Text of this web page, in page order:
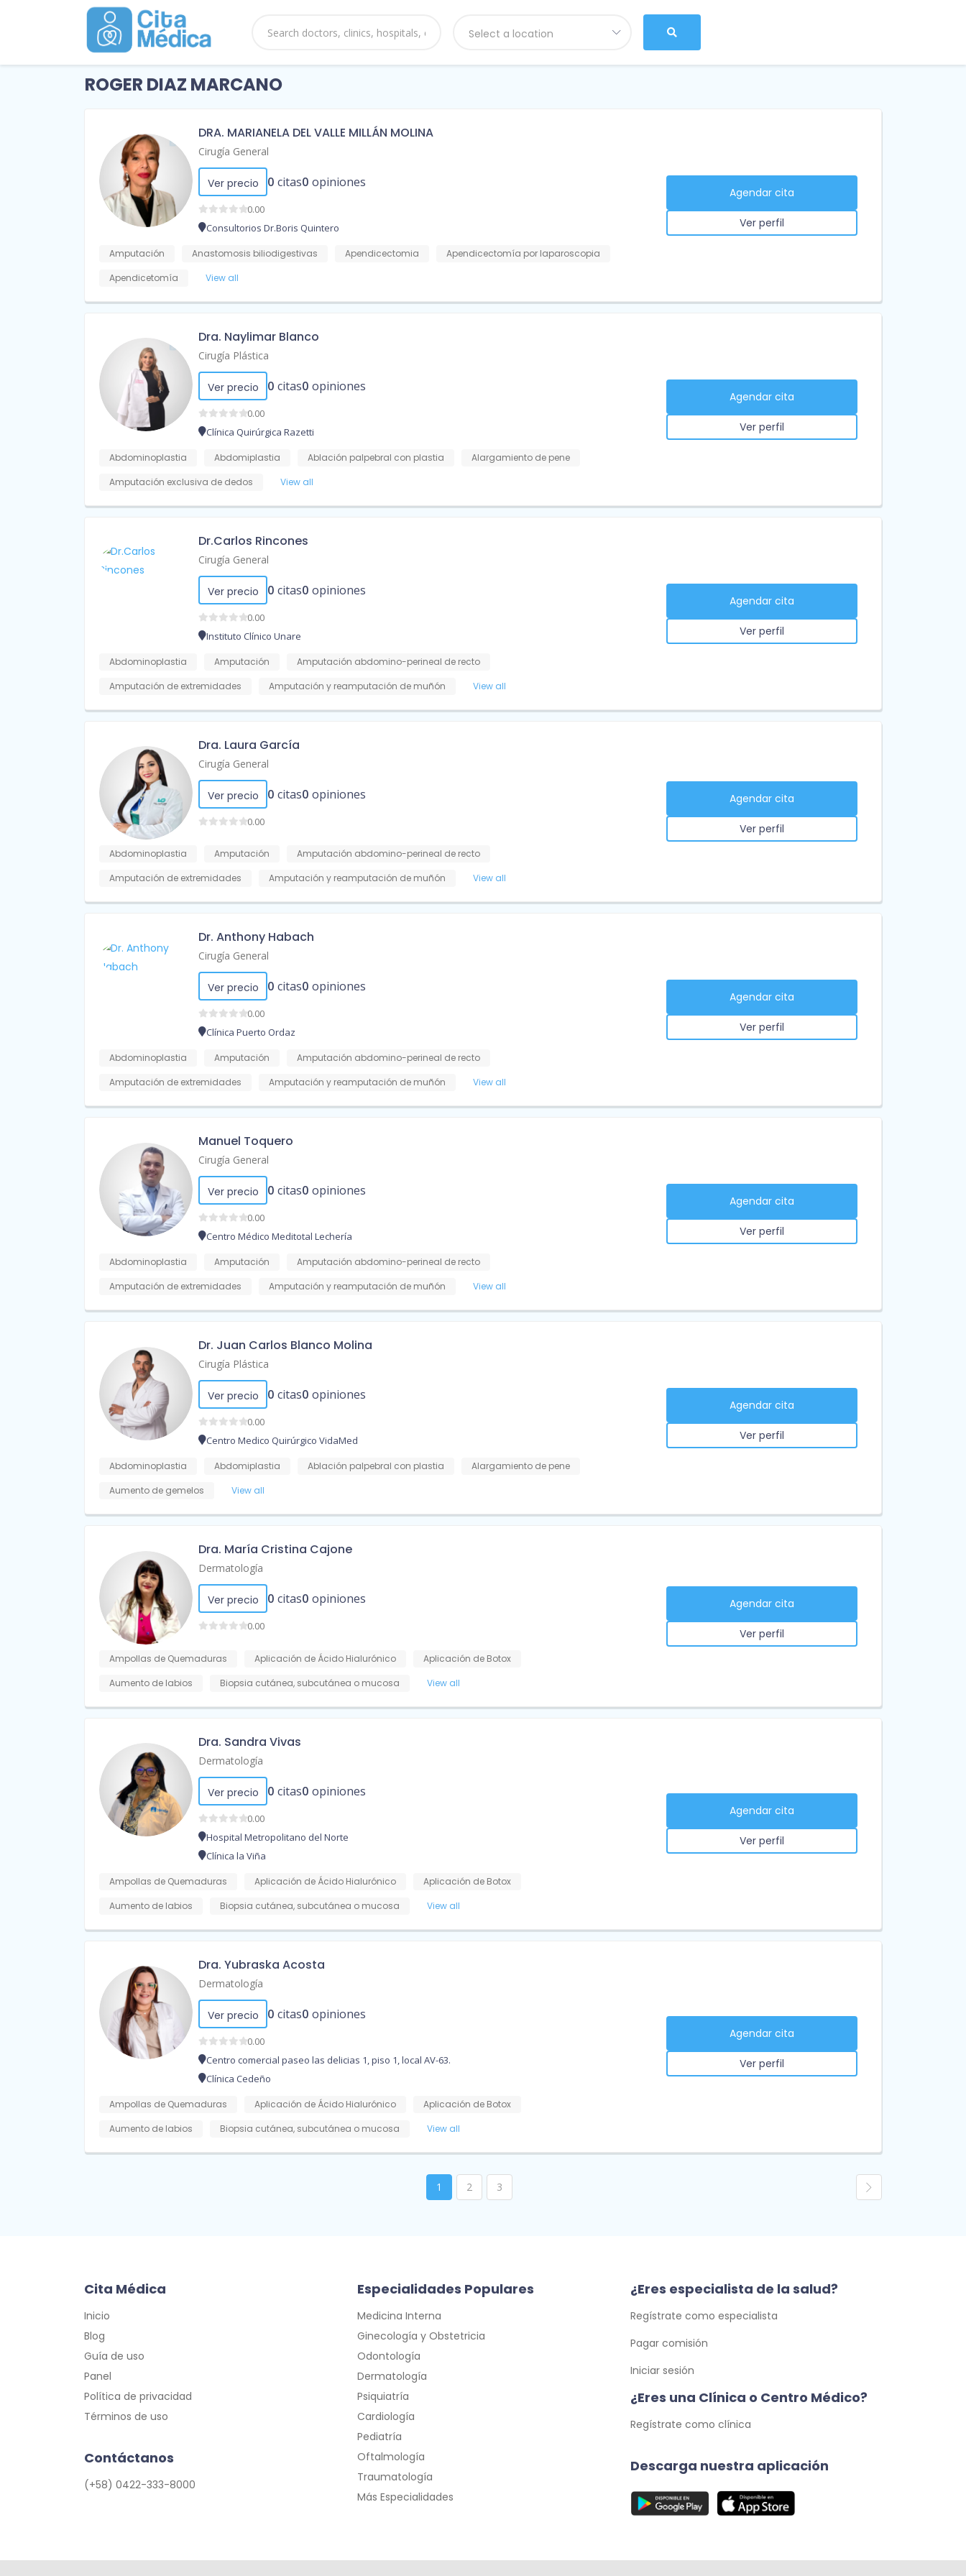
Select a location
ROGER DIAZ MARCANO
DRA. MARIANELA DEL VALLE MILLÁN MOLINA
Cirugía General
Ver precio 0 citas0 opiniones
0.00
Consultorios Dr.Boris Quintero
Amputación Anastomosis biliodigestivas Apendicectomia
Apendicectomía por laparoscopia
Apendicetomía
View all
Agendar cita
Ver perfil
Dra. Naylimar Blanco
Cirugía Plástica
Ver precio 0 citas0 opiniones
0.00
Clínica Quirúrgica Razetti
Abdominoplastia Abdomiplastia Ablación palpebral con plastia
Alargamiento de pene
Amputación exclusiva de dedos
View all
Agendar cita
Ver perfil
Dr.Carlos Rincones
Cirugía General
Ver precio 0 citas0 opiniones
0.00
Instituto Clínico Unare
Abdominoplastia Amputación
Amputación abdomino-perineal de recto
Amputación de extremidades
Amputación y reamputación de muñón View all
Agendar cita
Ver perfil
Dra. Laura García
Cirugía General
Ver precio 0 citas0 opiniones
0.00
Abdominoplastia Amputación
Amputación abdomino-perineal de recto
Amputación de extremidades
Amputación y reamputación de muñón View all
Agendar cita
Ver perfil
Dr. Anthony Habach
Cirugía General
Ver precio 0 citas0 opiniones
0.00
Clínica Puerto Ordaz
Abdominoplastia Amputación
Amputación abdomino-perineal de recto
Amputación de extremidades
Amputación y reamputación de muñón View all
Agendar cita
Ver perfil
Manuel Toquero
Cirugía General
Ver precio 0 citas0 opiniones
0.00
Centro Médico Meditotal Lechería
Abdominoplastia Amputación
Amputación abdomino-perineal de recto
Amputación de extremidades
Amputación y reamputación de muñón View all
Agendar cita
Ver perfil
Dr. Juan Carlos Blanco Molina
Cirugía Plástica
Ver precio 0 citas0 opiniones
0.00
Centro Medico Quirúrgico VidaMed
Abdominoplastia Abdomiplastia Ablación palpebral con plastia
Alargamiento de pene
Aumento de gemelos
View all
Agendar cita
Ver perfil
Dra. María Cristina Cajone
Dermatología
Ver precio 0 citas0 opiniones
0.00
Ampollas de Quemaduras Aplicación de Ácido Hialurónico
Aplicación de Botox
Aumento de labios
Biopsia cutánea, subcutánea o mucosa View all
Agendar cita
Ver perfil
Dra. Sandra Vivas
Dermatología
Ver precio 0 citas0 opiniones
0.00
Hospital Metropolitano del Norte
Clínica la Viña
Ampollas de Quemaduras Aplicación de Ácido Hialurónico
Aplicación de Botox
Aumento de labios
Biopsia cutánea, subcutánea o mucosa View all
Agendar cita
Ver perfil
Dra. Yubraska Acosta
Dermatología
Ver precio 0 citas0 opiniones
0.00
Centro comercial paseo las delicias 1, piso 1, local AV-63.
Clínica Cedeño
Ampollas de Quemaduras Aplicación de Ácido Hialurónico
Aplicación de Botox
Aumento de labios
Biopsia cutánea, subcutánea o mucosa View all
Agendar cita
Ver perfil
1 2 3
Cita Médica
Inicio
Blog
Guía de uso
Panel
Política de privacidad
Términos de uso
Contáctanos
(+58) 0422-333-8000
Especialidades Populares
Medicina Interna
Ginecología y Obstetricia
Odontología
Dermatología
Psiquiatría
Cardiología
Pediatría
Oftalmología
Traumatología
Más Especialidades
¿Eres especialista de la salud?
Regístrate como especialista
Pagar comisión
Iniciar sesión
¿Eres una Clínica o Centro Médico?
Regístrate como clínica
Descarga nuestra aplicación